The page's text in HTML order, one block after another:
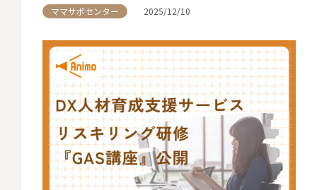
ママサポセンター 2025/12/10